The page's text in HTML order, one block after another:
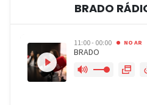
BRADO